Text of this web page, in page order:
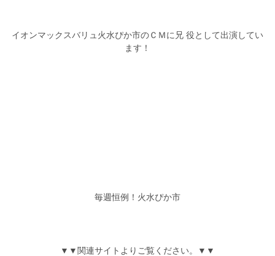
イオンマックスバリュ火水ぴか市のＣＭに兄 役として出演してい
ます！
毎週恒例！火水ぴか市
▼▼関連サイトよりご覧ください。▼▼